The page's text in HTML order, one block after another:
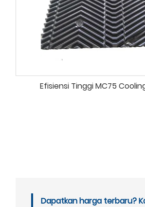
Efisiensi Tinggi MC75
Dapatkan harga terbaru?